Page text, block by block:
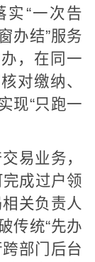
实“一次告
办结”服务
，在同一
对缴纳、
现“只跑一
易业务，
成过户领
关负责人
传统“先办
部门后台